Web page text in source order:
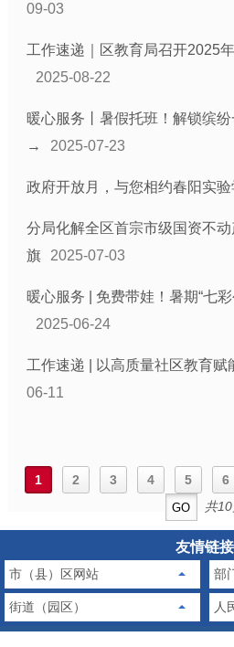
09-03
工作速递｜区教育局召开2025
2025-08-22
暖心服务丨暑假托班！解锁缤
→
2025-07-23
政府开放月，与您相约春阳实验
分局化解全区首宗市级国资不
旗
2025-07-03
暖心服务 | 免费带娃！暑期“七
2025-06-24
工作速递 | 以高质量社区教育赋
06-11
1 2 3 4 5 6
共
友情链接
市（县）区网站 部
街道（园区） 人